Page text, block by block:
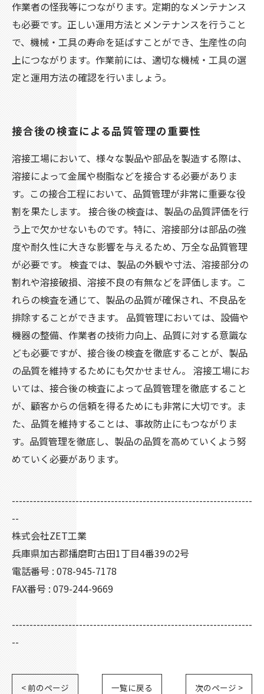
作業者の怪我等につながります。定期的なメンテナンス
も必要です。正しい運用方法とメンテナンスを行うこと
で、機械・工具の寿命を延ばすことができ、生産性の向
上につながります。作業前には、適切な機械・工具の選
定と運用方法の確認を行いましょう。
接合後の検査による品質管理の重要性
溶接工場において、様々な製品や部品を製造する際は、
溶接によって金属や樹脂などを接合する必要がありま
す。この接合工程において、品質管理が非常に重要な役
割を果たします。 接合後の検査は、製品の品質評価を行
う上で欠かせないものです。特に、溶接部分は部品の強
度や耐久性に大きな影響を与えるため、万全な品質管理
が必要です。 検査では、製品の外観や寸法、溶接部分の
割れや溶接破損、溶接不良の有無などを評価します。こ
れらの検査を通じて、製品の品質が確保され、不良品を
排除することができます。 品質管理においては、設備や
機器の整備、作業者の技術力向上、品質に対する意識な
ども必要ですが、接合後の検査を徹底することが、製品
の品質を維持するためにも欠かせません。 溶接工場にお
いては、接合後の検査によって品質管理を徹底すること
が、顧客からの信頼を得るためにも非常に大切です。ま
た、品質を維持することは、事故防止にもつながりま
す。品質管理を徹底し、製品の品質を高めていくよう努
めていく必要があります。
--------------------------------------------------------------------
--
株式会社ZET工業
兵庫県加古郡播磨町古田1丁目4番39の2号
電話番号 : 078-945-7178
FAX番号 : 079-244-9669
--------------------------------------------------------------------
--
< 前のページ 一覧に戻る 次のページ >